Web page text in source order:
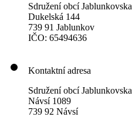
Sdružení obcí Jablunkovska
Dukelská 144
739 91 Jablunkov
IČO: 65494636
Kontaktní adresa
Sdružení obcí Jablunkovska
Návsí 1089
739 92 Návsí